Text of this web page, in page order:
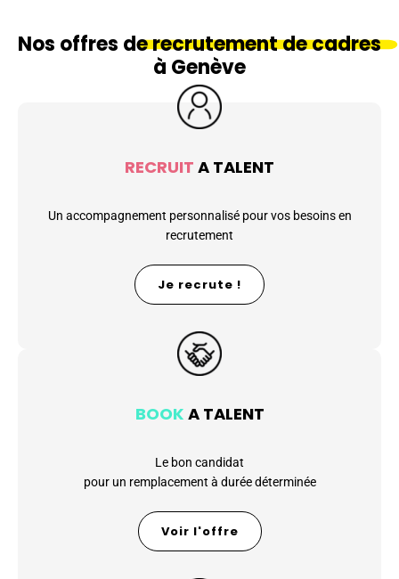
Nos offres derecrutement de cadres
à Genève
RECRUIT A TALENT
Un accompagnement personnalisé pour vos besoins en
recrutement
Je recrute !
BOOK A TALENT
Le bon candidat
pour un remplacement à durée déterminée
Voir l'offre